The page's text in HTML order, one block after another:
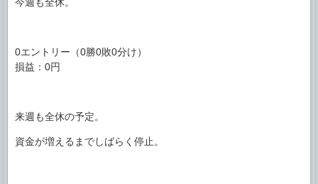
0エントリー（0勝0敗0分け）
損益：0円
来週も全休の予定。
資金が増えるまでしばらく停止。